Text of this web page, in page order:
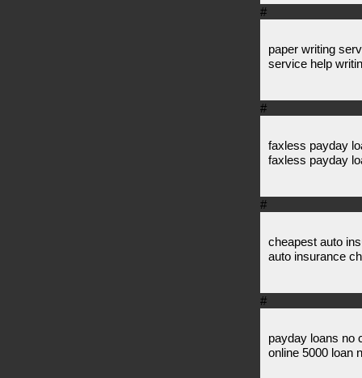
#
paper writing
service help
#
faxless payday
faxless payday
#
cheapest auto
auto insurance
#
payday loans no
online 5000 loan